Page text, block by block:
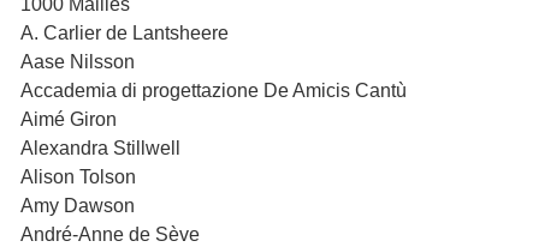
A. Carlier de Lantsheere
Aase Nilsson
Accademia di progettazione De Amicis Cantù
Aimé Giron
Alexandra Stillwell
Alison Tolson
Amy Dawson
André-Anne de Sève